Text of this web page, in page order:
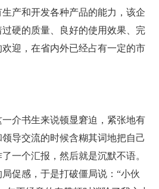
产和开发各种产品的能力，该企
硬的质量、良好的使用效果、完
迎，在省内外已经占有一定的市
介书生来说顿显窘迫，紧张地有
导交流的时候含糊其词地把自己
一个汇报，然后就是沉默不语。
促感，于是打破僵局说：“小伙